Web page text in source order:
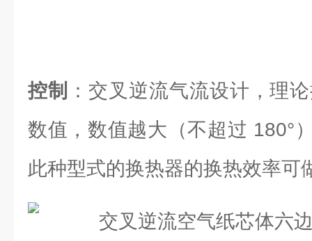
控制
：交叉逆流气流设计，理
数值，数值越大（不超过 180°
此种型式的换热器的换热效率可